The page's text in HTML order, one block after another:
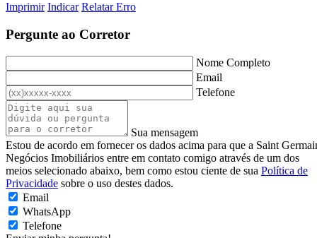
Imprimir Indicar Relatar Erro
Pergunte ao Corretor
Nome Completo
Email
Telefone
Sua mensagem
Estou de acordo em fornecer os dados acima para que a Saint
Negócios Imobiliários entre em contato comigo através de um dos
meios selecionado abaixo, bem como estou ciente de sua Política de
Privacidade sobre o uso destes dados.
Email
WhatsApp
Telefone